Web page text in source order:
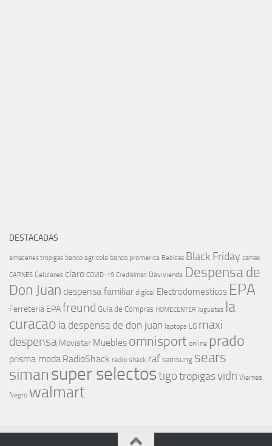
DESTACADAS
almacenes tropigas banco agricola banco promerica Bebidas Black Friday camas
CARNES Celulares claro COVID-19 Credisiman Davivienda Despensa de
Don Juan despensa familiar digicel Electrodomesticos EPA
Ferreteria EPAfreund Guia de Compras HOMECENTER Juguetes la
curacao la despensa de don juan laptops LG maxi
despensa Movistar Muebles omnisport online prado
prisma moda RadioShack radio shack raf samsung sears
simansuper selectostigotropigasvidri Viernes
Negro walmart